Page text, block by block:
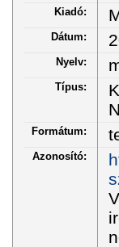
Kiadó:
Dátum:
Nyelv:
Típus:
Formátum:
Azonosító: